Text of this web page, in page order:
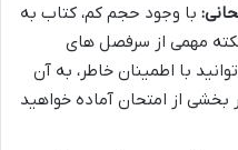
با وجود حجم کم، کتاب به
مهمی از سرفصل های
با اطمینان خاطر، به آن
بخشی از امتحان آماده خواهید